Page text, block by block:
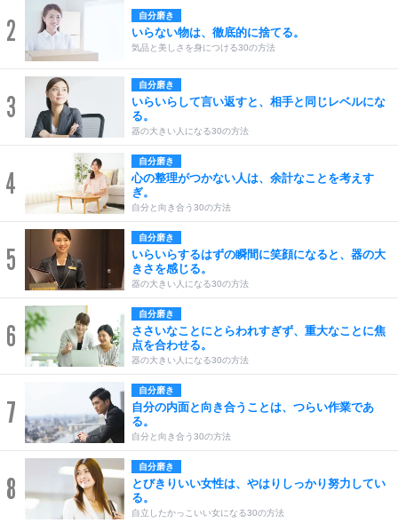
2 自分磨き
いらない物は、徹底的に捨てる。
気品と美しさを身につける30の方法
3
自分磨き
いらいらして言い返すと、相手と同じレベルにな
る。
器の大きい人になる30の方法
4
自分磨き
心の整理がつかない人は、余計なことを考えす
ぎ。
自分と向き合う30の方法
5
自分磨き
いらいらするはずの瞬間に笑顔になると、器の大
きさを感じる。
器の大きい人になる30の方法
6
自分磨き
ささいなことにとらわれすぎず、重大なことに焦
点を合わせる。
器の大きい人になる30の方法
7
自分磨き
自分の内面と向き合うことは、つらい作業であ
る。
自分と向き合う30の方法
8
自分磨き
とびきりいい女性は、やはりしっかり努力してい
る。
自立したかっこいい女になる30の方法